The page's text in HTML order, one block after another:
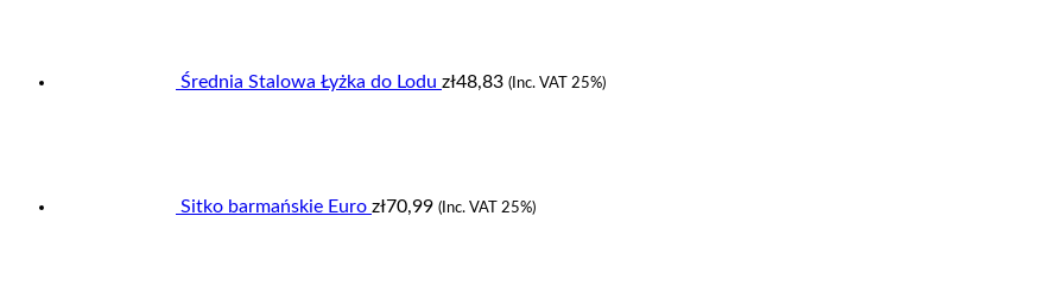
Średnia Stalowa Łyżka do Lodu zł48,83 (Inc. VAT 25%)
Sitko barmańskie Euro zł70,99 (Inc. VAT 25%)